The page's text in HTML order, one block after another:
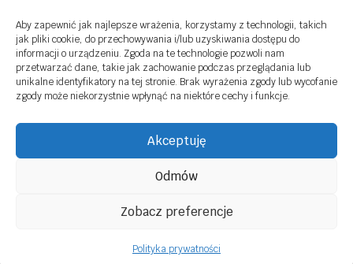
Aby zapewnić jak najlepsze wrażenia, korzystamy z technologii, takich
jak pliki cookie, do przechowywania i/lub uzyskiwania dostępu do
informacji o urządzeniu. Zgoda na te technologie pozwoli nam
przetwarzać dane, takie jak zachowanie podczas przeglądania lub
unikalne identyfikatory na tej stronie. Brak wyrażenia zgody lub wycofanie
zgody może niekorzystnie wpłynąć na niektóre cechy i funkcje.
Akceptuję
Odmów
Zobacz preferencje
Polityka prywatności
Moje konto
Obowiązek Informacyjny
Polityka prywatności
Regulamin sklepu online
© 2026 Prima Optyk Wykonanie